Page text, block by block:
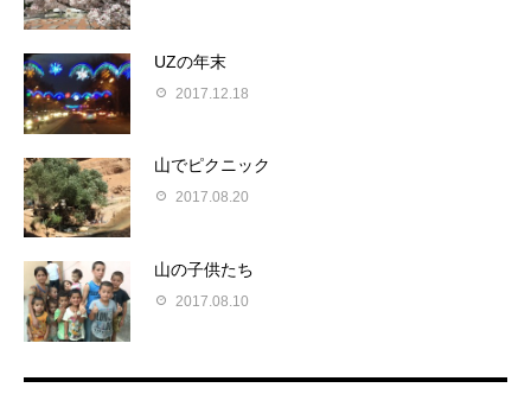
UZの年末
2017.12.18
山でピクニック
2017.08.20
山の子供たち
2017.08.10